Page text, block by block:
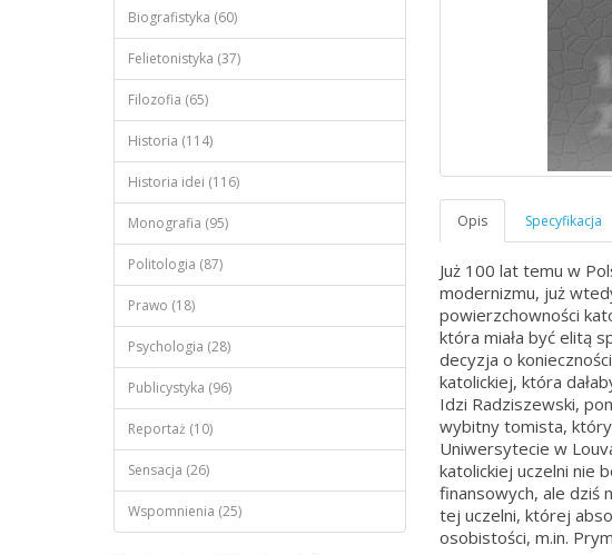
Biografistyka (60)
Felietonistyka (37)
Filozofia (65)
Historia (114)
Historia idei (116)
Monografia (95)
Politologia (87)
Prawo (18)
Psychologia (28)
Publicystyka (96)
Reportaż (10)
Sensacja (26)
Wspomnienia (25)
Już 100 lat temu w
modernizmu, już
powierzchowności
która miała być elitą
decyzja o
katolickiej, która
Idzi Radziszewski,
wybitny tomista, który
Uniwersytecie w
katolickiej uczelni nie
finansowych, ale dziś
tej uczelni, której
osobistości, m.in.